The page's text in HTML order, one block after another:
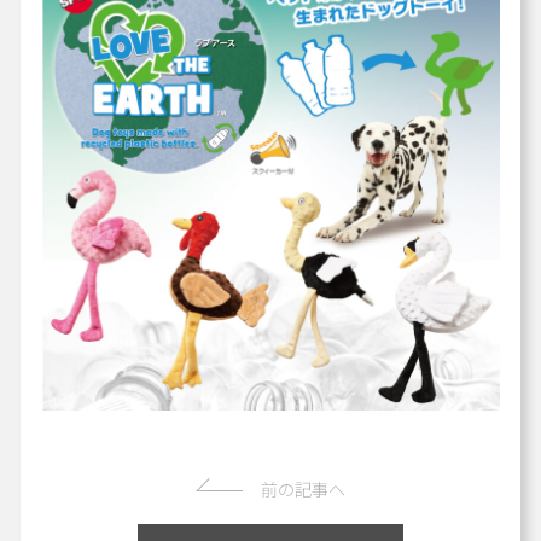
前の記事へ